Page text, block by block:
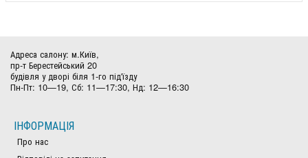
Адреса салону: м.Київ,
пр-т Берестейський 20
будівля у дворі біля 1-го під'їзду
Пн-Пт: 10—19, Сб: 11—17:30, Нд: 12—16:30
ІНФОРМАЦІЯ
Про нас